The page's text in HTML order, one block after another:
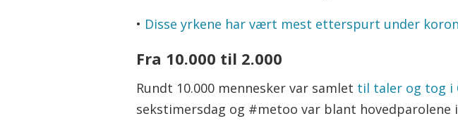
• Disse yrkene har vært mest etterspurt under
Fra 10.000 til 2.000
Rundt 10.000 mennesker var samlet til taler og tog i
sekstimersdag og #metoo var blant hovedparolene